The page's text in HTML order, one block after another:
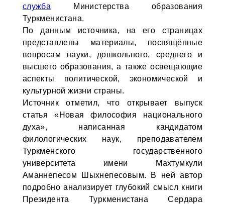
служба Министерства образования
Туркменистана.
По данным источника, на его страницах
представлены материалы, посвящённые
вопросам науки, дошкольного, среднего и
высшего образования, а также освещающие
аспекты политической, экономической и
культурной жизни страны.
Источник отметил, что открывает выпуск
статья «Новая философия национального
духа», написанная кандидатом
филологических наук, преподавателем
Туркменского государственного
университета имени Махтумкули
Аманнепесом Шыхнепесовым. В ней автор
подробно анализирует глубокий смысл книги
Президента Туркменистана Сердара